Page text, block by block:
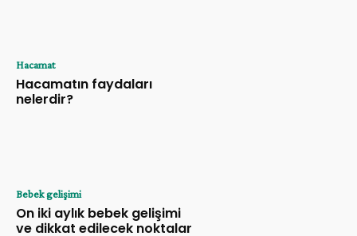
Hacamat
Hacamatın faydaları
nelerdir?
Bebek gelişimi
On iki aylık bebek gelişimi
ve dikkat edilecek noktalar